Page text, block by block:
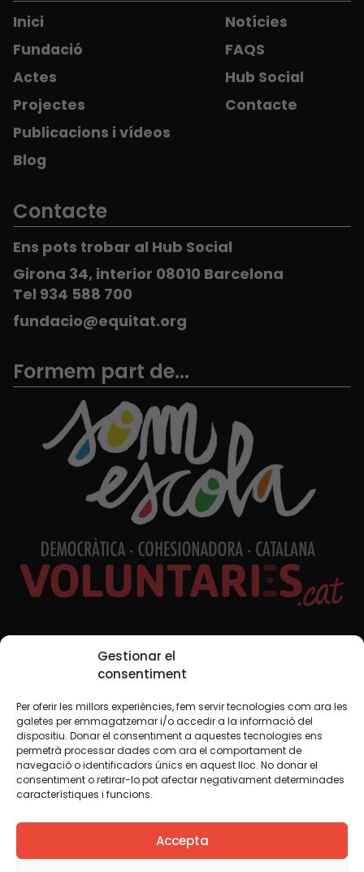
Gestionar el
consentiment
Per oferir les millors experiències, fem servir tecnologies com ara les
galetes per emmagatzemar i/o accedir a la informació del
dispositiu. Donar el consentiment a aquestes tecnologies ens
permetrà processar dades com ara el comportament de
navegació o identificadors únics en aquest lloc. No donar el
consentiment o retirar-lo pot afectar negativament determinades
característiques i funcions.
Accepta
Inici
Fundació
Actes
Projectes
Publicacions i vídeos
Blog
Notícies
FAQS
Hub Social
Contacte
Contacte
Ens pots trobar al Hub Social
Girona 34, interior 08010 Barcelona
Tel 934 588 700
fundacio@equitat.org
Formem part de...
Xarxes Socials
TWT YTB IG FB IN
Avís legalPolítica de cookies
Creiem que el coneixement s’ha de compartir. Per això
fem servir una llicència Creative Commons, llevat que en
algun material indiquem el contrari. Us animem a copiar,